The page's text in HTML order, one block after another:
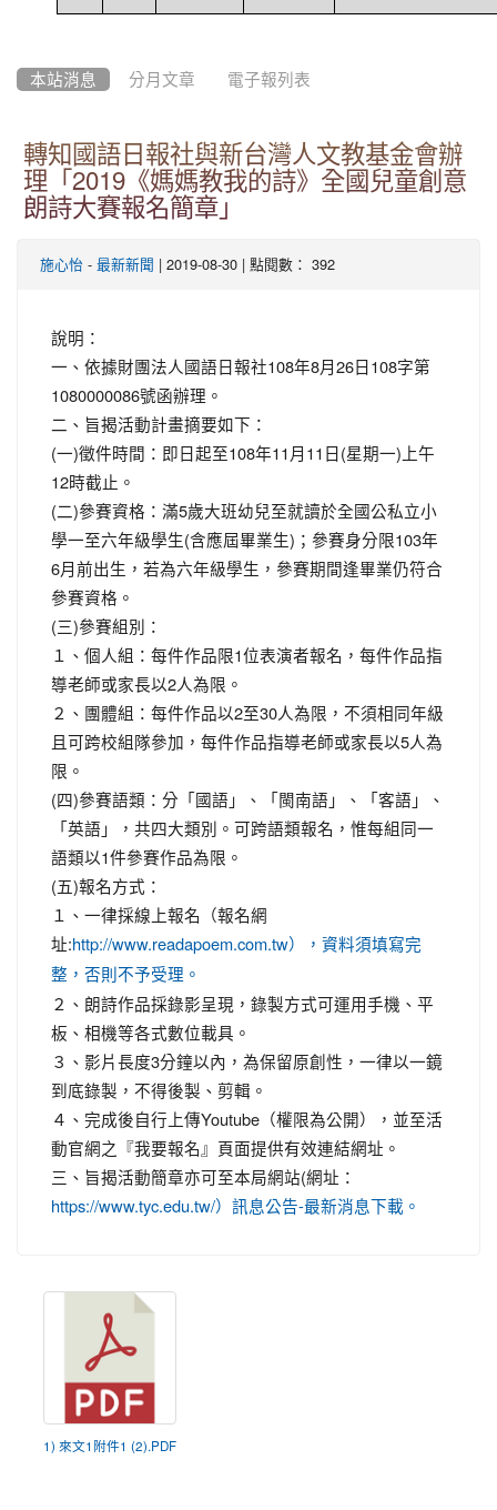
本站消息 分月文章 電子報列表
轉知國語日報社與新台灣人文教基金會辦
理「2019《媽媽教我的詩》全國兒童創意
朗詩大賽報名簡章」
施心怡 - 最新新聞 | 2019-08-30 | 點閱數： 392
說明：
一、依據財團法人國語日報社108年8月26日108字第
1080000086號函辦理。
二、旨揭活動計畫摘要如下：
(一)徵件時間：即日起至108年11月11日(星期一)上午
12時截止。
(二)參賽資格：滿5歲大班幼兒至就讀於全國公私立小
學一至六年級學生(含應屆畢業生)；參賽身分限103年
6月前出生，若為六年級學生，參賽期間逢畢業仍符合
參賽資格。
(三)參賽組別：
１、個人組：每件作品限1位表演者報名，每件作品指
導老師或家長以2人為限。
２、團體組：每件作品以2至30人為限，不須相同年級
且可跨校組隊參加，每件作品指導老師或家長以5人為
限。
(四)參賽語類：分「國語」、「閩南語」、「客語」、
「英語」，共四大類別。可跨語類報名，惟每組同一
語類以1件參賽作品為限。
(五)報名方式：
１、一律採線上報名（報名網
址:http://www.readapoem.com.tw），資料須填寫完
整，否則不予受理。
２、朗詩作品採錄影呈現，錄製方式可運用手機、平
板、相機等各式數位載具。
３、影片長度3分鐘以內，為保留原創性，一律以一鏡
到底錄製，不得後製、剪輯。
４、完成後自行上傳Youtube（權限為公開），並至活
動官網之『我要報名』頁面提供有效連結網址。
三、旨揭活動簡章亦可至本局網站(網址：
https://www.tyc.edu.tw/）訊息公告-最新消息下載。
1) 來文1附件1 (2).PDF